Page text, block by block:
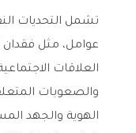
تشمل التحديات
عوامل، مثل فقدان
العلاقات
والصعوبات
الهوية والجهد